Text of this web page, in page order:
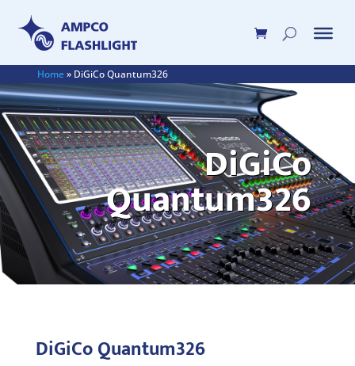
Home» DiGiCo Quantum326
DiGiCo
Quantum326
DiGiCo Quantum326